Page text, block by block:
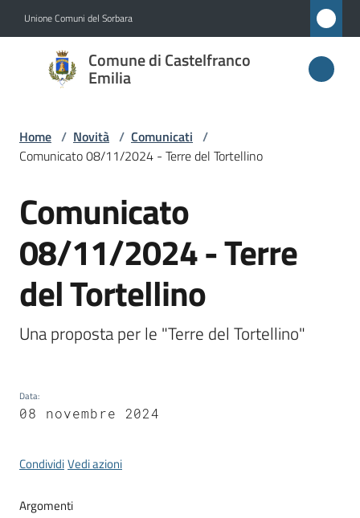
Unione Comuni del Sorbara
Comune di Castelfranco
Emilia
Comune di
Castelfranco
Novità
Menu selezionato
Servizi
Vivere
Castelfranco
Emilia
gli
Home / Novità / Comunicati /
Comunicato 08/11/2024 - Terre del Tortellino
Salta al contenuto
Comunicato
08/11/2024 - Terre
del Tortellino
Una proposta per le "Terre del Tortellino"
Data:
08 novembre 2024
CondividiVedi azioni
Argomenti